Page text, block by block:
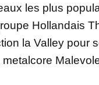
les plus
Hollandais
la Valley pour